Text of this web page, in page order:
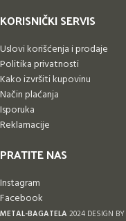
KORISNIČKI SERVIS
Uslovi korišćenja i prodaje
Politika privatnosti
Kako izvršiti kupovinu
Način plaćanja
Isporuka
Reklamacije
PRATITE NAS
Instagram
Facebook
METAL-BAGATELA 2024 DESIGN BY